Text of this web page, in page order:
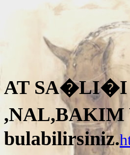
AT SA�LI�I
,NAL,BAKIM
bulabilirsiniz.